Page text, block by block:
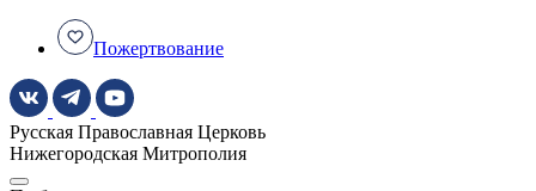
Пожертвование
Русская Православная Церковь
Нижегородская Митрополия